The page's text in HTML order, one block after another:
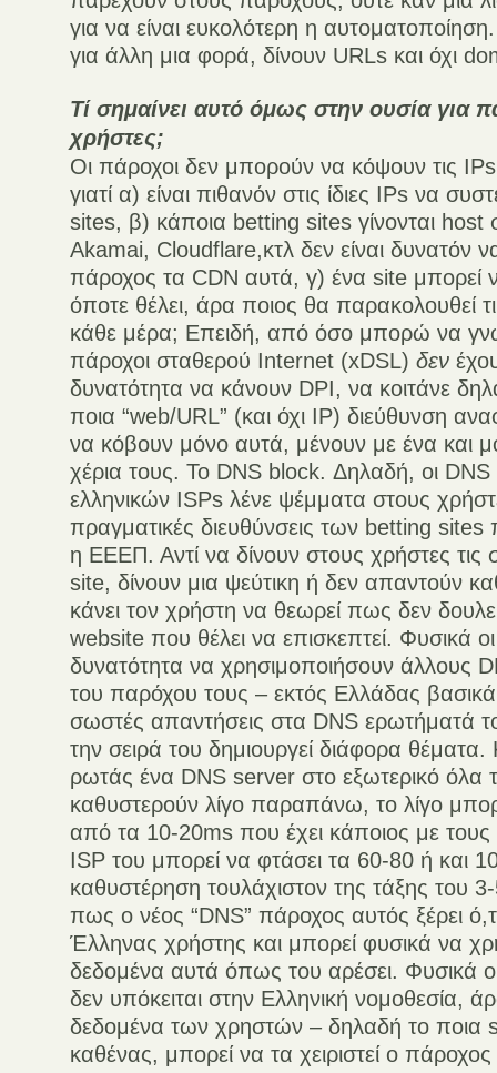
για να είναι ευκολότερη η
για άλλη μια φορά, δίνουν URLs και όχι
Τί σημαίνει αυτό όμως στην ουσία για
χρήστες;
Οι πάροχοι δεν μπορούν να κόψουν τις
γιατί α) είναι πιθανόν στις ίδιες IPs να
sites, β) κάποια betting sites γίνονται host
Akamai, Cloudflare,κτλ δεν είναι δυνατόν
πάροχος τα CDN αυτά, γ) ένα site μπορεί
όποτε θέλει, άρα ποιος θα παρακολουθεί
κάθε μέρα; Επειδή, από όσο μπορώ να
πάροχοι σταθερού Internet (xDSL)δεν
δυνατότητα να κάνουν DPI, να κοιτάνε
ποια “web/URL” (και όχι IP) διεύθυνση
να κόβουν μόνο αυτά, μένουν με ένα και
χέρια τους. Το DNS block. Δηλαδή, οι
ελληνικών ISPs λένε ψέμματα στους
πραγματικές διευθύνσεις των betting sites
η ΕΕΕΠ. Αντί να δίνουν στους χρήστες τις
site, δίνουν μια ψεύτικη ή δεν απαντούν
κάνει τον χρήστη να θεωρεί πως δεν
website που θέλει να επισκεπτεί. Φυσικά
δυνατότητα να χρησιμοποιήσουν άλλους
του παρόχου τους – εκτός Ελλάδας
σωστές απαντήσεις στα DNS ερωτήματά
την σειρά του δημιουργεί διάφορα
ρωτάς ένα DNS server στο εξωτερικό όλα
καθυστερούν λίγο παραπάνω, το λίγο
από τα 10-20ms που έχει κάποιος με
ISP του μπορεί να φτάσει τα 60-80 ή και
καθυστέρηση τουλάχιστον της τάξης του
πως ο νέος “DNS” πάροχος αυτός ξέρει
Έλληνας χρήστης και μπορεί φυσικά να
δεδομένα αυτά όπως του αρέσει. Φυσικά
δεν υπόκειται στην Ελληνική νομοθεσία,
δεδομένα των χρηστών – δηλαδή το ποια
καθένας, μπορεί να τα χειριστεί ο